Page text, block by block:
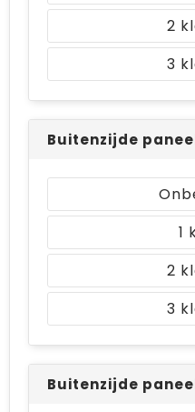
2
3
Buitenzijde
1
2
3
Buitenzijde